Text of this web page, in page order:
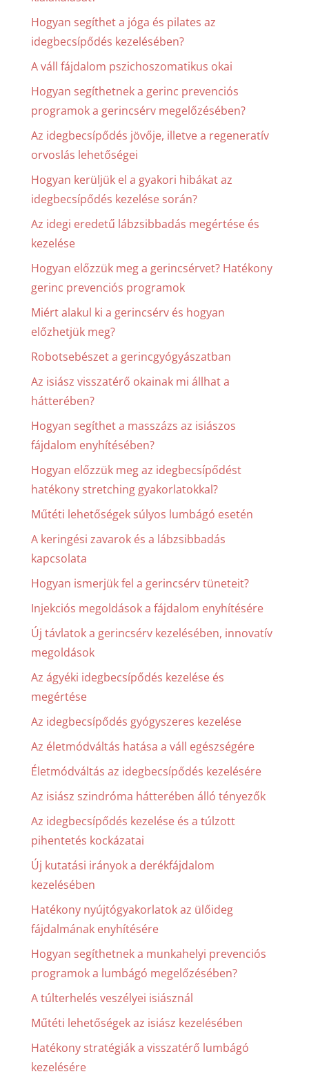
Hogyan segíthet a jóga és pilates az
idegbecsípődés kezelésében?
A váll fájdalom pszichoszomatikus okai
Hogyan segíthetnek a gerinc prevenciós
programok a gerincsérv megelőzésében?
Az idegbecsípődés jövője, illetve a regeneratív
orvoslás lehetőségei
Hogyan kerüljük el a gyakori hibákat az
idegbecsípődés kezelése során?
Az idegi eredetű lábzsibbadás megértése és
kezelése
Hogyan előzzük meg a gerincsérvet? Hatékony
gerinc prevenciós programok
Miért alakul ki a gerincsérv és hogyan
előzhetjük meg?
Robotsebészet a gerincgyógyászatban
Az isiász visszatérő okainak mi állhat a
hátterében?
Hogyan segíthet a masszázs az isiászos
fájdalom enyhítésében?
Hogyan előzzük meg az idegbecsípődést
hatékony stretching gyakorlatokkal?
Műtéti lehetőségek súlyos lumbágó esetén
A keringési zavarok és a lábzsibbadás
kapcsolata
Hogyan ismerjük fel a gerincsérv tüneteit?
Injekciós megoldások a fájdalom enyhítésére
Új távlatok a gerincsérv kezelésében, innovatív
megoldások
Az ágyéki idegbecsípődés kezelése és
megértése
Az idegbecsípődés gyógyszeres kezelése
Az életmódváltás hatása a váll egészségére
Életmódváltás az idegbecsípődés kezelésére
Az isiász szindróma hátterében álló tényezők
Az idegbecsípődés kezelése és a túlzott
pihentetés kockázatai
Új kutatási irányok a derékfájdalom
kezelésében
Hatékony nyújtógyakorlatok az ülőideg
fájdalmának enyhítésére
Hogyan segíthetnek a munkahelyi prevenciós
programok a lumbágó megelőzésében?
A túlterhelés veszélyei isiásznál
Műtéti lehetőségek az isiász kezelésében
Hatékony stratégiák a visszatérő lumbágó
kezelésére